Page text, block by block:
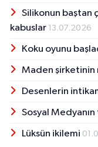
Silikonun baştan
kabuslar 13.07.2026
Koku oyunu
Maden şirketinin
Desenlerin
Sosyal
Lüksün ikilemi